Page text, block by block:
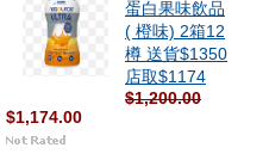
蛋白果味飲品
( 橙味) 2箱12
樽 送貨$1350
店取$1174
$1,200.00
$1,174.00